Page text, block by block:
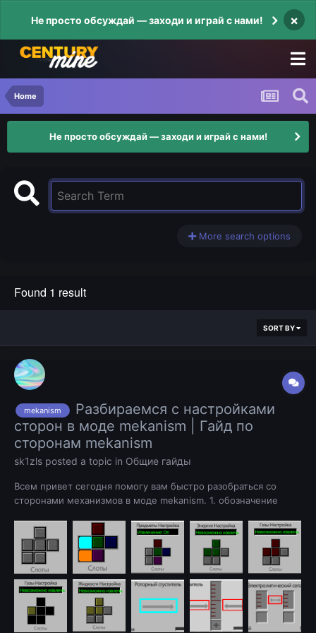
Не просто обсуждай — заходи и играй с нами! ×
Home
Не просто обсуждай — заходи и играй с нами!
More search options
Found 1 result
SORT BY
mekanism
Разбираемся с настройками
сторон в моде mekanism | Гайд по
сторонам mekanism
sk1zls posted a topic in Общие гайды
Всем привет сегодня помогу вам быстро разобраться со
сторонами механизмов в моде mekanism. 1. обозначение
выходы - вкладка энергия 4. входы/выходы - вкладка газы 5.
входы/выходы - вкладка жидкости 6. механи...